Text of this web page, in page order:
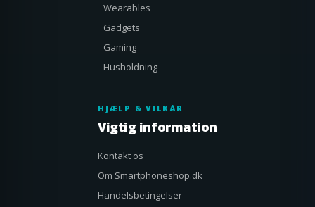
Wearables
Gadgets
Gaming
Husholdning
HJÆLP & VILKÅR
Vigtig information
Kontakt os
Om Smartphoneshop.dk
Handelsbetingelser